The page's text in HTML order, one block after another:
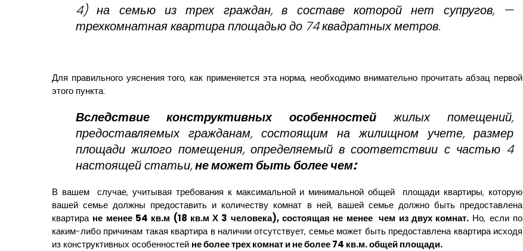
4) на семью из трех граждан, в составе которой нет супругов, —
трехкомнатная квартира площадью до 74 квадратных метров.
Для правильного уяснения того, как применяется эта норма, необходимо внимательно прочитать абзац первой
этого пункта:
Вследствие конструктивных особенностейжилых помещений,
предоставляемых гражданам, состоящим на жилищном учете, размер
площади жилого помещения, определяемый в соответствии с частью 4
настоящей статьи,не может быть более чем:
В вашем случае, учитывая требования к максимальной и минимальной общей площади квартиры, которую
вашей семье должны предоставить и количеству комнат в ней, вашей семье должно быть предоставлена
квартира не менее 54 кв.м (18 кв.м Х 3 человека), состоящая не менее чем из двух комнат. Но, если по
каким-либо причинам такая квартира в наличии отсутствует, семье может быть предоставлена квартира исходя
из конструктивных особенностей не более трех комнат и не более 74 кв.м. общей площади.